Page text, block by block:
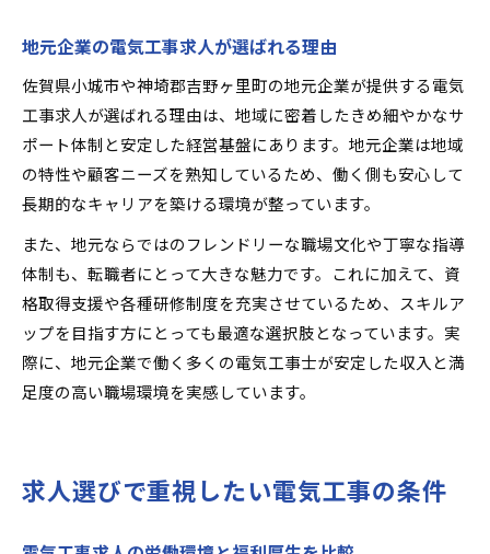
地元企業の電気工事求人が選ばれる理由
佐賀県小城市や神埼郡吉野ヶ里町の地元企業が提供する電気
工事求人が選ばれる理由は、地域に密着したきめ細やかなサ
ポート体制と安定した経営基盤にあります。地元企業は地域
の特性や顧客ニーズを熟知しているため、働く側も安心して
長期的なキャリアを築ける環境が整っています。
また、地元ならではのフレンドリーな職場文化や丁寧な指導
体制も、転職者にとって大きな魅力です。これに加えて、資
格取得支援や各種研修制度を充実させているため、スキルア
ップを目指す方にとっても最適な選択肢となっています。実
際に、地元企業で働く多くの電気工事士が安定した収入と満
足度の高い職場環境を実感しています。
求人選びで重視したい電気工事の条件